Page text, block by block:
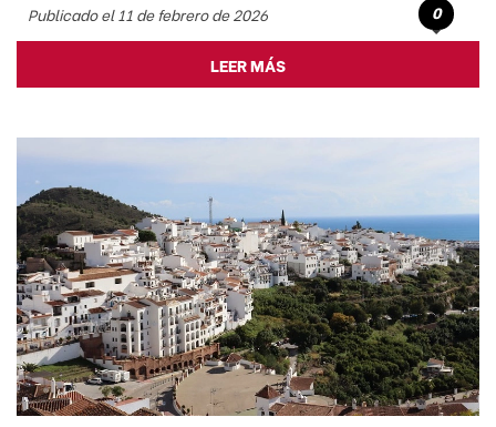
Publicado el 11 de febrero de 2026 0
LEER MÁS